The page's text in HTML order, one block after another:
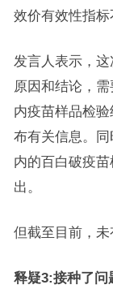
效价有效性指标
发言人表示，
原因和结论，
内疫苗样品检
布有关信息。
内的百白破疫
出。
但截至目前，未
释疑3:接种了问